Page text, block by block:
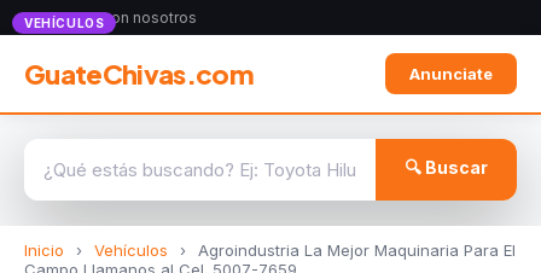
Anunciate con nosotros
GuateChivas.com Anunciate
🔍 Buscar
Inicio › Vehículos ›
Agroindustria La Mejor Maquinaria Para El
VEHÍCULOS